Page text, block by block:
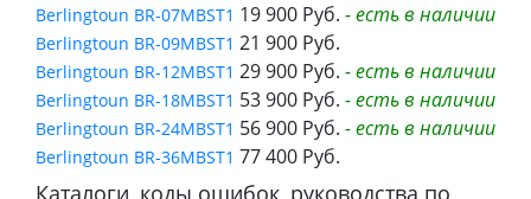
Berlingtoun BR-07MBST1 19 900 Руб. - есть в наличии
Berlingtoun BR-09MBST1 21 900 Руб.
Berlingtoun BR-12MBST1 29 900 Руб. - есть в наличии
Berlingtoun BR-18MBST1 53 900 Руб. - есть в наличии
Berlingtoun BR-24MBST1 56 900 Руб. - есть в наличии
Berlingtoun BR-36MBST1 77 400 Руб.
Каталоги, коды ошибок, руководства по